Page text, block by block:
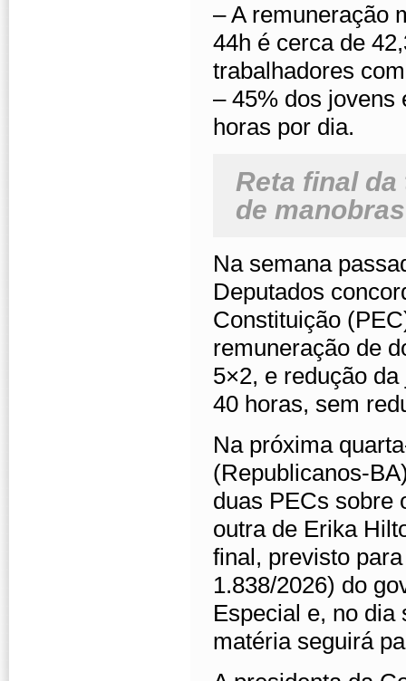
– A remuneração
44h é cerca de
trabalhadores
– 45% dos jovens
horas por dia.
Reta final
de
Na semana
Deputados
Constituição
remuneração de
5×2, e redução
40 horas, sem
Na próxima
(Republicanos-
duas PECs sobre
outra de Erika
final, previsto
1.838/2026) do
Especial e, no dia
matéria seguirá